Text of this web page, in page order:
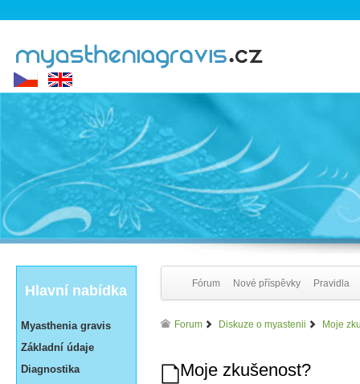
Hlavní nabídka
Myasthenia gravis
Základní údaje
Diagnostika
Fórum Nové příspěvky Pravidla
Forum Diskuze o myastenii Moje
Moje zkušenost?